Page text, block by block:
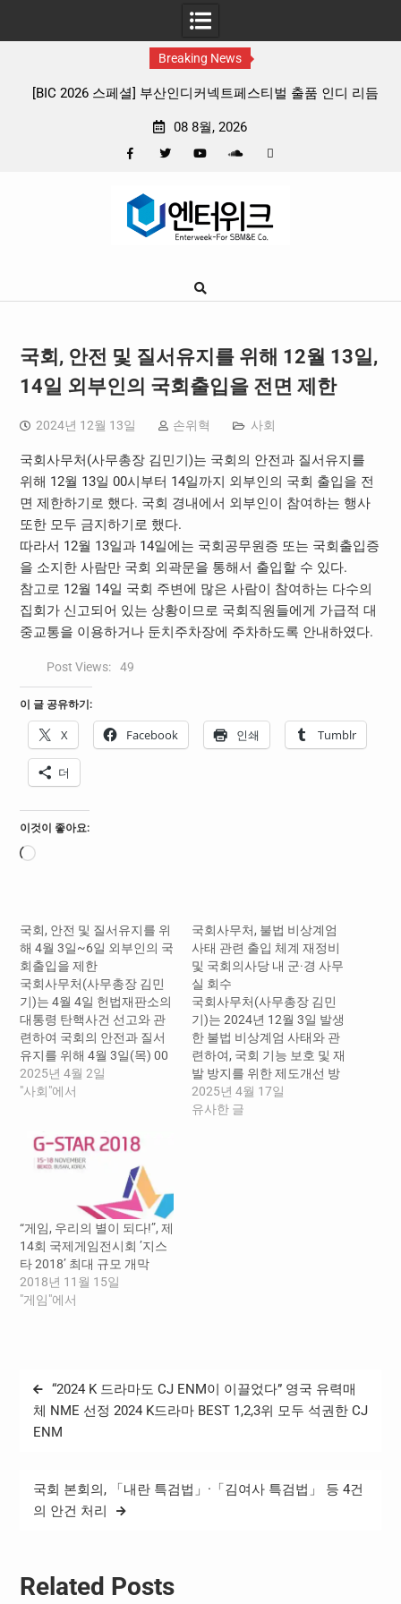
Breaking News
벌 출품 인디 리듬
판타지 케이팝 애니메이션 ‘고스트밴드’ 8월
08 8월, 2026
Google
국회, 안전 및 질서유지를 위해 12월 13일,
14일 외부인의 국회출입을 전면 제한
2024년 12월 13일 손위혁 사회
국회사무처(사무총장 김민기)는 국회의 안전과 질서유지를
위해 12월 13일 00시부터 14일까지 외부인의 국회 출입을 전
면 제한하기로 했다. 국회 경내에서 외부인이 참여하는 행사
또한 모두 금지하기로 했다.
따라서 12월 13일과 14일에는 국회공무원증 또는 국회출입증
을 소지한 사람만 국회 외곽문을 통해서 출입할 수 있다.
참고로 12월 14일 국회 주변에 많은 사람이 참여하는 다수의
집회가 신고되어 있는 상황이므로 국회직원들에게 가급적 대
중교통을 이용하거나 둔치주차장에 주차하도록 안내하였다.
Post Views: 49
이 글 공유하기:
X Facebook 인쇄 Tumblr
더
이것이 좋아요:
로
국회, 안전 및 질서유지를 위
해 4월 3일~6일 외부인의 국
회출입을 제한
국회사무처(사무총장 김민
기)는 4월 4일 헌법재판소의
대통령 탄핵사건 선고와 관
련하여 국회의 안전과 질서
유지를 위해 4월 3일(목) 00
시부터 6일(일) 24시까지 외
부인의 국회 출입을 제한하
2025년 4월 2일
"사회"에서
국회사무처, 불법 비상계엄
사태 관련 출입 체계 재정비
및 국회의사당 내 군·경 사무
실 회수
국회사무처(사무총장 김민
기)는 2024년 12월 3일 발생
한 불법 비상계엄 사태와 관
련하여, 국회 기능 보호 및 재
발 방지를 위한 제도개선 방
안을 마련·시행하는 한편, 김
현태 707 특수임무단장 등
2025년 4월 17일
유사한 글
“게임, 우리의 별이 되다!”, 제
14회 국제게임전시회 ’지스
타 2018’ 최대 규모 개막
2018년 11월 15일
"게임"에서
글
탐
색
“2024 K 드라마도 CJ ENM이 이끌었다” 영국 유력매
체 NME 선정 2024 K드라마 BEST 1,2,3위 모두 석권한 CJ
ENM
국회 본회의, 「내란 특검법」·「김여사 특검법」 등 4건
의 안건 처리
Related Posts